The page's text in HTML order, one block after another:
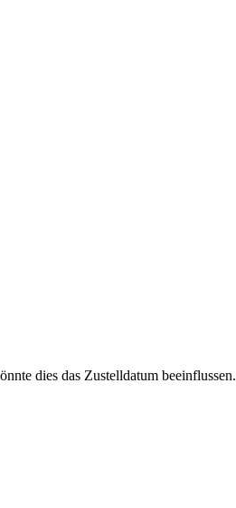
dies das Zustelldatum beeinflussen.